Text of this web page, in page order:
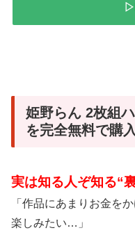
姫野らん 2枚組
を完全無料で購
実は知る人ぞ知る“
「作品にあまりお金を
楽しみたい…」